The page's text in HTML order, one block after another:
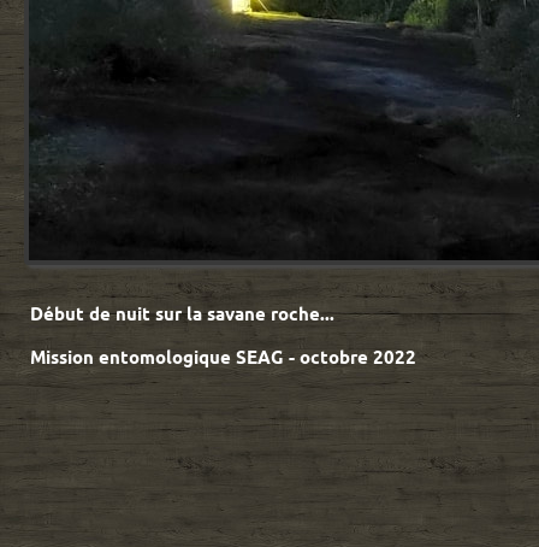
Début de nuit sur la savane roche...
Mission entomologique SEAG - octobre 2022